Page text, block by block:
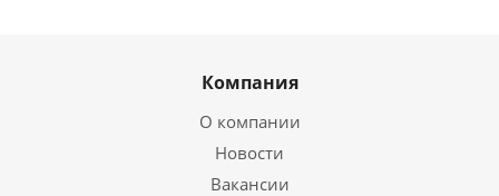
Компания
О компании
Новости
Вакансии